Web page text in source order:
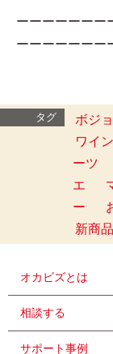
ーーーーーーー
ーーーーーーー
タグ ボジ
ワイン
ーツ
エ
ー
新商品
オカビズとは
相談する
サポート事例